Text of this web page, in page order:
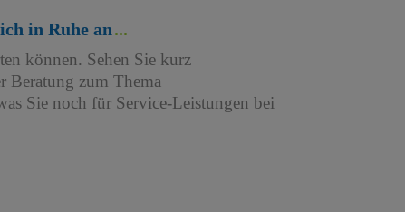
in Ruhe an
können. Sehen Sie kurz
Beratung zum Thema
Sie noch für Service-Leistungen bei